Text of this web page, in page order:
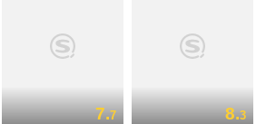
7.7 8.3